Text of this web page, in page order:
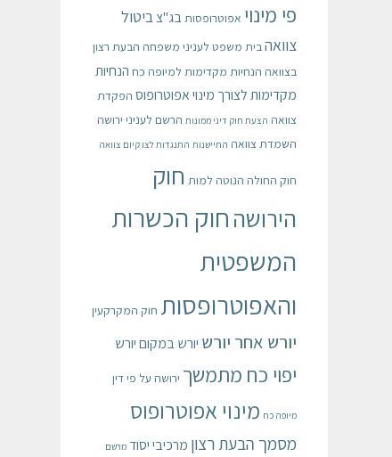
פי מינוי אפוטרופסותבג"צביטול
צוואהבית משפט לעניני משפחה הבעת רצון
בצוואה הנחיות מקדימות למיופה כח הנחיות
מקדימות לצורך מינוי אפוטרופוס הפקדת
צוואה הצעת חוק דיני ממונות הרשם לעניני ירושה
השמדת צוואה התיישנות התנגדות לצו קיום צוואה
חוק החולה הנוטה למות חוק
הירושהחוק הכשרות
המשפטית
והאפוטרופסות חוק המקרקעין
יורש אחר יורש יורש במקום יורש
יפוי כח מתמשך ירושה על פי דין
מיופה כח מינוי אפוטרופוס
מסמך הבעת רצון מרכיבי יסוד מרשם